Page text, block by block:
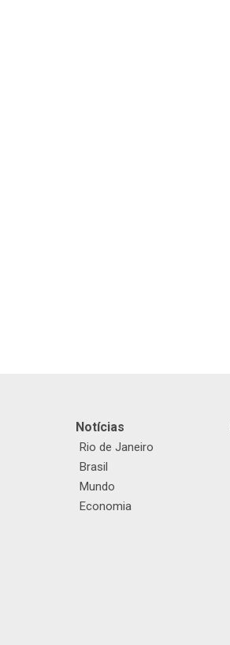
Notícias
Rio de Janeiro
Brasil
Mundo
Economia